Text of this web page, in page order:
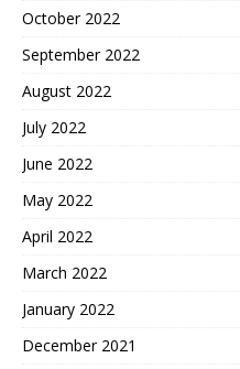
October 2022
September 2022
August 2022
July 2022
June 2022
May 2022
April 2022
March 2022
January 2022
December 2021